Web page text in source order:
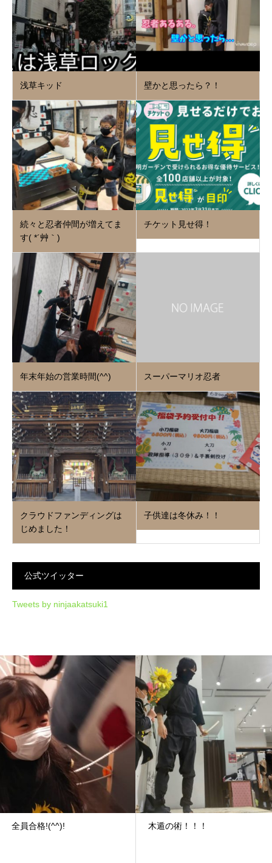
浅草キッド 壁かと思ったら？！
続々と忍者仲間が増えてま
す( *´艸｀)
チケット見せ得！
年末年始の営業時間(^^) スーパーマリオ忍者
クラウドファンディングは
じめました！
子供達は冬休み！！
公式ツイッター
Tweets by ninjaakatsuki1
全員合格!(^^)! 木遁の術！！！